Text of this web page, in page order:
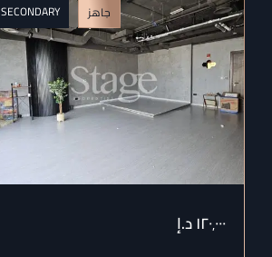
جاهز SECONDARY
١٢٠٬٠٠٠د.إ